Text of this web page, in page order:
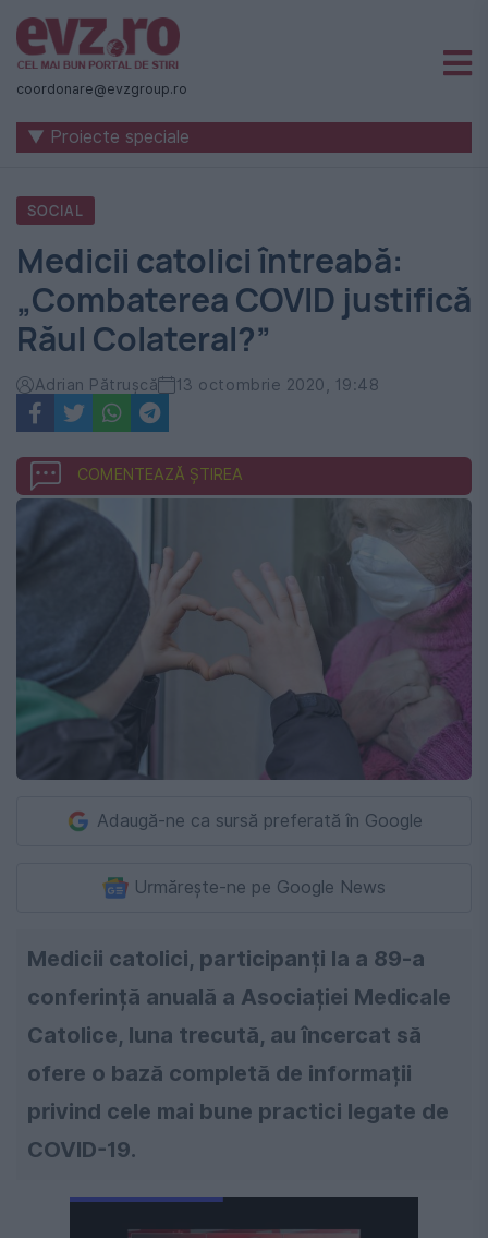
Știri
naționale
internaționale
România
-
Evenimentul
Zilei
coordonare@evzgroup.ro
▼ Proiecte speciale
SOCIAL
Medicii catolici întreabă:
„Combaterea COVID justifică
Răul Colateral?”
Adrian Pătrușcă 13 octombrie 2020, 19:48
COMENTEAZĂ ȘTIREA
Adaugă-ne ca sursă preferată în Google
Urmărește-ne pe Google News
Medicii catolici, participanți la a 89-a
conferință anuală a Asociației Medicale
Catolice, luna trecută, au încercat să
ofere o bază completă de informații
privind cele mai bune practici legate de
COVID-19.